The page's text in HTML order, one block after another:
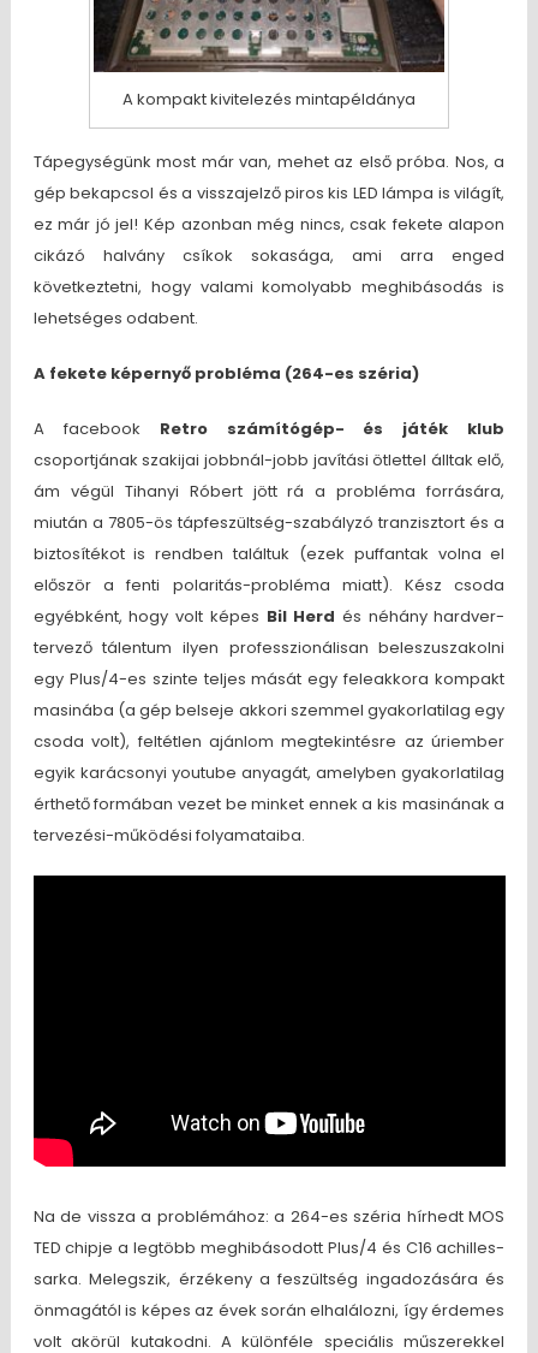
A kompakt kivitelezés mintapéldánya
Tápegységünk most már van, mehet az első próba. Nos, a
gép bekapcsol és a visszajelző piros kis LED lámpa is világít,
ez már jó jel! Kép azonban még nincs, csak fekete alapon
cikázó halvány csíkok sokasága, ami arra enged
következtetni, hogy valami komolyabb meghibásodás is
lehetséges odabent.
A fekete képernyő probléma (264-es széria)
A facebook Retro számítógép- és játék klub
csoportjának szakijai jobbnál-jobb javítási ötlettel álltak elő,
ám végül Tihanyi Róbert jött rá a probléma forrására,
miután a 7805-ös tápfeszültség-szabályzó tranzisztort és a
biztosítékot is rendben találtuk (ezek puffantak volna el
először a fenti polaritás-probléma miatt). Kész csoda
egyébként, hogy volt képes Bil Herd és néhány hardver-
tervező tálentum ilyen professzionálisan beleszuszakolni
egy Plus/4-es szinte teljes mását egy feleakkora kompakt
masinába (a gép belseje akkori szemmel gyakorlatilag egy
csoda volt), feltétlen ajánlom megtekintésre az úriember
egyik karácsonyi youtube anyagát, amelyben gyakorlatilag
érthető formában vezet be minket ennek a kis masinának a
tervezési-működési folyamataiba.
Na de vissza a problémához: a 264-es széria hírhedt MOS
TED chipje a legtöbb meghibásodott Plus/4 és C16 achilles-
sarka. Melegszik, érzékeny a feszültség ingadozására és
önmagától is képes az évek során elhalálozni, így érdemes
volt akörül kutakodni. A különféle speciális műszerekkel